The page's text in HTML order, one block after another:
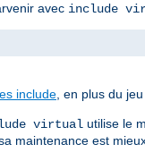
avec include
include, en plus du
virtual utilise le
maintenance est